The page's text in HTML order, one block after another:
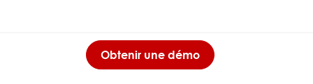
Obtenir une démo